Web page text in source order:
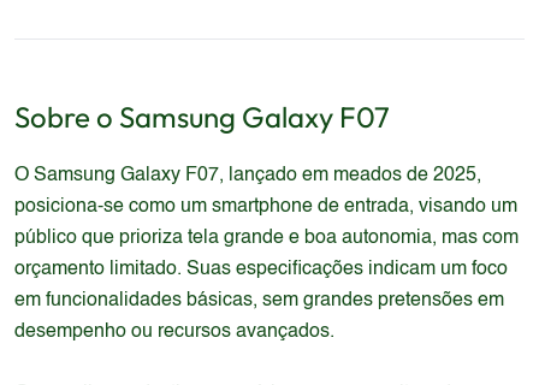
Sobre o Samsung Galaxy F07
O Samsung Galaxy F07, lançado em meados de 2025,
posiciona-se como um smartphone de entrada, visando um
público que prioriza tela grande e boa autonomia, mas com
orçamento limitado. Suas especificações indicam um foco
em funcionalidades básicas, sem grandes pretensões em
desempenho ou recursos avançados.